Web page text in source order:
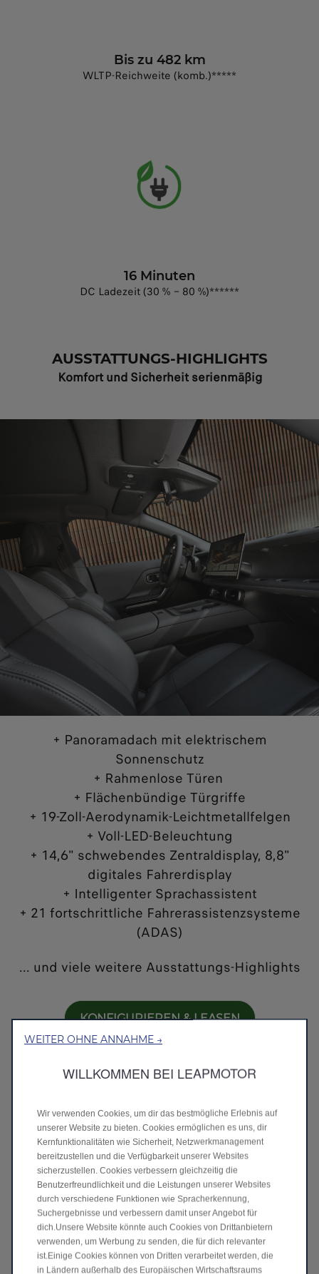
Bis zu 482 km
WLTP-Reichweite (komb.)*****
16 Minuten
DC Ladezeit (30 % – 80 %)******
AUSSTATTUNGS-HIGHLIGHTS
Komfort und Sicherheit serienmäßig
+ Panoramadach mit elektrischem
Sonnenschutz
+ Rahmenlose Türen
+ Flächenbündige Türgriffe
+ 19-Zoll-Aerodynamik‑Leichtmetallfelgen
+ Voll‑LED‑Beleuchtung
+ 14,6" schwebendes Zentraldisplay, 8,8"
digitales Fahrerdisplay
+ Intelligenter Sprachassistent
+ 21 fortschrittliche Fahrerassistenzsysteme
(ADAS)
... und viele weitere Ausstattungs-Highlights
KONFIGURIEREN & LEASEN
Kombinierte Werte für den B05 gem. WLTP:
Energieverbrauch 15,9 kWh/100 km; CO
Emission 0 g/km; CO₂-Klasse: A****
1 Für Privatkunden mit Hauptwohnsitz im Inland bei
Kauf oder Leasing eines PKW-Elektro-/Plug-in-Hybrid-
WEITER OHNE ANNAHME →
WILLKOMMEN BEI LEAPMOTOR
Wir verwenden Cookies, um dir das bestmögliche Erlebnis auf
unserer Website zu bieten. Cookies ermöglichen es uns, dir
Kernfunktionalitäten wie Sicherheit, Netzwerkmanagement
bereitzustellen und die Verfügbarkeit unserer Websites
sicherzustellen. Cookies verbessern gleichzeitig die
Benutzerfreundlichkeit und die Leistungen unserer Websites
durch verschiedene Funktionen wie Spracherkennung,
Suchergebnisse und verbessern damit unser Angebot für
dich.Unsere Website könnte auch Cookies von Drittanbietern
verwenden, um Werbung zu senden, die für dich relevanter
ist.Einige Cookies können von Dritten verarbeitet werden, die
in Ländern außerhalb des Europäischen Wirtschaftsraums